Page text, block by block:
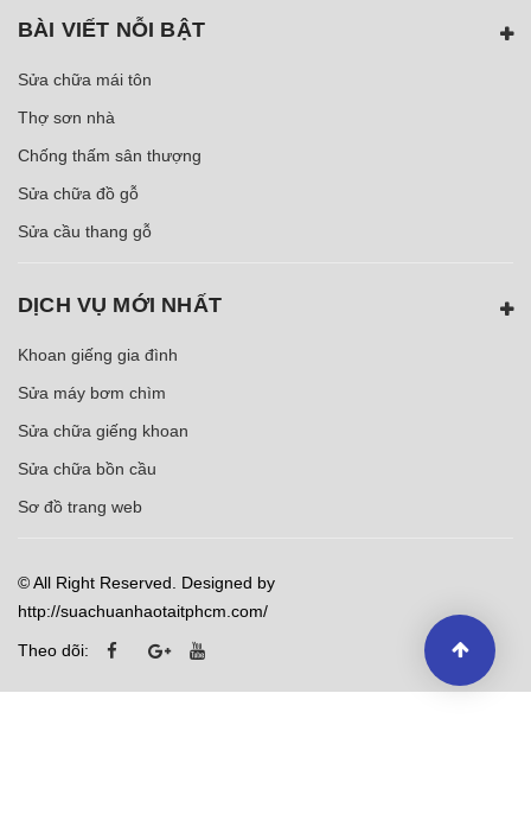
BÀI VIẾT NỖI BẬT
Sửa chữa mái tôn
Thợ sơn nhà
Chống thấm sân thượng
Sửa chữa đồ gỗ
Sửa cầu thang gỗ
DỊCH VỤ MỚI NHẤT
Khoan giếng gia đình
Sửa máy bơm chìm
Sửa chữa giếng khoan
Sửa chữa bồn cầu
Sơ đồ trang web
© All Right Reserved. Designed by
http://suachuanhaotaitphcm.com/
Theo dõi: